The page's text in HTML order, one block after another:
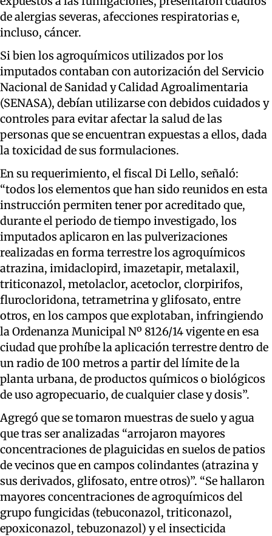
de alergias severas, afecciones respiratorias e,
incluso, cáncer.
Si bien los agroquímicos utilizados por los
imputados contaban con autorización del Servicio
Nacional de Sanidad y Calidad Agroalimentaria
(SENASA), debían utilizarse con debidos cuidados y
controles para evitar afectar la salud de las
personas que se encuentran expuestas a ellos, dada
la toxicidad de sus formulaciones.
En su requerimiento, el fiscal Di Lello, señaló:
“todos los elementos que han sido reunidos en esta
instrucción permiten tener por acreditado que,
durante el periodo de tiempo investigado, los
imputados aplicaron en las pulverizaciones
realizadas en forma terrestre los agroquímicos
atrazina, imidaclopird, imazetapir, metalaxil,
triticonazol, metolaclor, acetoclor, clorpirifos,
flurocloridona, tetrametrina y glifosato, entre
otros, en los campos que explotaban, infringiendo
la Ordenanza Municipal Nº 8126/14 vigente en esa
ciudad que prohíbe la aplicación terrestre dentro de
un radio de 100 metros a partir del límite de la
planta urbana, de productos químicos o biológicos
de uso agropecuario, de cualquier clase y dosis”.
Agregó que se tomaron muestras de suelo y agua
que tras ser analizadas “arrojaron mayores
concentraciones de plaguicidas en suelos de patios
de vecinos que en campos colindantes (atrazina y
sus derivados, glifosato, entre otros)”. “Se hallaron
mayores concentraciones de agroquímicos del
grupo fungicidas (tebuconazol, triticonazol,
epoxiconazol, tebuzonazol) y el insecticida